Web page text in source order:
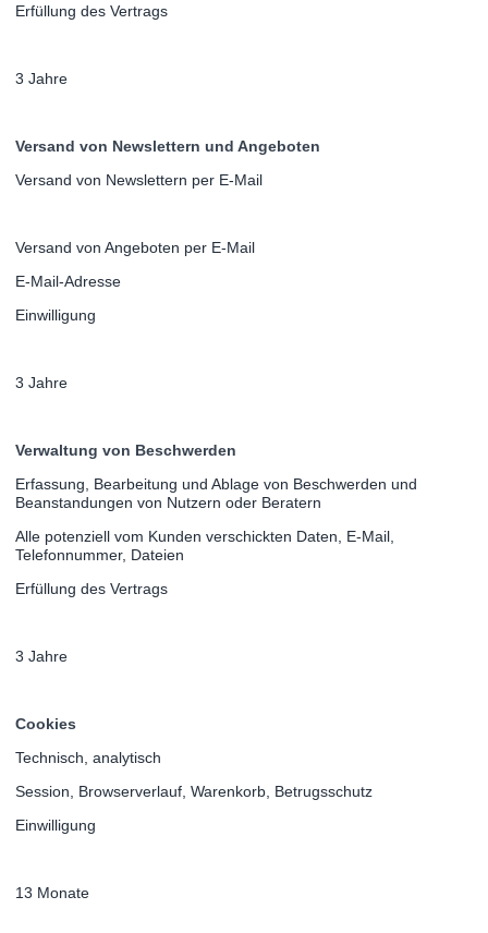
Erfüllung des Vertrags
3 Jahre
Versand von Newslettern und Angeboten
Versand von Newslettern per E-Mail
Versand von Angeboten per E-Mail
E-Mail-Adresse
Einwilligung
3 Jahre
Verwaltung von Beschwerden
Erfassung, Bearbeitung und Ablage von Beschwerden und
Beanstandungen von Nutzern oder Beratern
Alle potenziell vom Kunden verschickten Daten, E-Mail,
Telefonnummer, Dateien
Erfüllung des Vertrags
3 Jahre
Cookies
Technisch, analytisch
Session, Browserverlauf, Warenkorb, Betrugsschutz
Einwilligung
13 Monate